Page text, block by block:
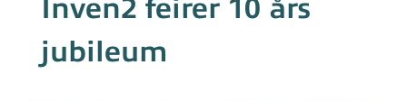
Inven2 feirer 10 års
jubileum